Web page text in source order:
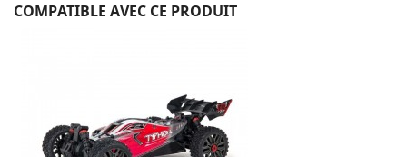
COMPATIBLE AVEC CE PRODUIT